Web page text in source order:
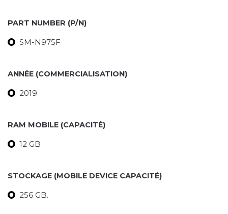
PART NUMBER (P/N)
SM-N975F
ANNÉE (COMMERCIALISATION)
2019
RAM MOBILE (CAPACITÉ)
12 GB
STOCKAGE (MOBILE DEVICE CAPACITÉ)
256 GB.